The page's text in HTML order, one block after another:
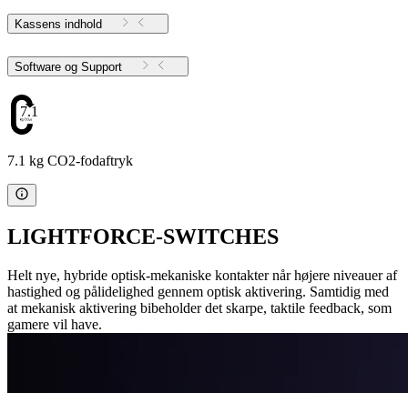
Kassens indhold
Software og Support
7.1
7.1 kg CO2-fodaftryk
LIGHTFORCE-SWITCHES
Helt nye, hybride optisk-mekaniske kontakter når højere niveauer af
hastighed og pålidelighed gennem optisk aktivering. Samtidig med
at mekanisk aktivering bibeholder det skarpe, taktile feedback, som
gamere vil have.